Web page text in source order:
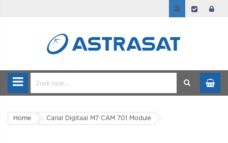
Home Canal Digitaal M7 CAM 701 Module